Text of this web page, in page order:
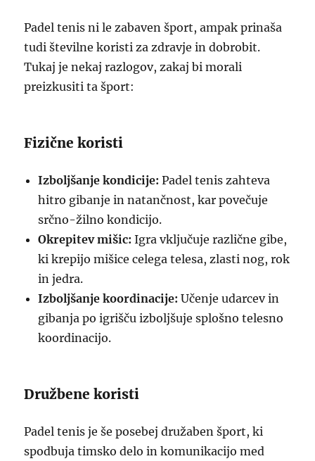
Padel tenis ni le zabaven šport, ampak prinaša
tudi številne koristi za zdravje in dobrobit.
Tukaj je nekaj razlogov, zakaj bi morali
preizkusiti ta šport:
Fizične koristi
Izboljšanje kondicije: Padel tenis zahteva
hitro gibanje in natančnost, kar povečuje
srčno-žilno kondicijo.
Okrepitev mišic: Igra vključuje različne gibe,
ki krepijo mišice celega telesa, zlasti nog, rok
in jedra.
Izboljšanje koordinacije: Učenje udarcev in
gibanja po igrišču izboljšuje splošno telesno
koordinacijo.
Družbene koristi
Padel tenis je še posebej družaben šport, ki
spodbuja timsko delo in komunikacijo med